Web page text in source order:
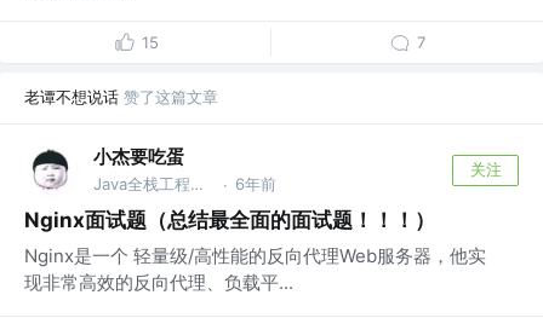
15 7
老谭不想说话 赞了这篇文章
小杰要吃蛋
Java全栈工程师 @神州电商 · 6年前
关注
Nginx面试题（总结最全面的面试题！！！）
Nginx是一个 轻量级/高性能的反向代理Web服务器，他实
现非常高效的反向代理、负载平...